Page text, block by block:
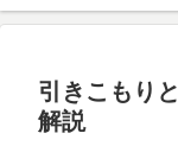
引きこもり
解説